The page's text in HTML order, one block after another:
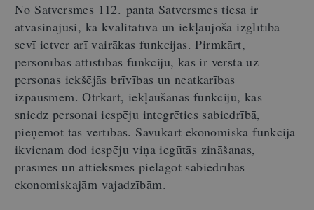
No Satversmes 112. panta Satversmes tiesa ir
atvasinājusi, ka kvalitatīva un iekļaujoša izglītība
sevī ietver arī vairākas funkcijas. Pirmkārt,
personības attīstības funkciju, kas ir vērsta uz
personas iekšējās brīvības un neatkarības
izpausmēm. Otrkārt, iekļaušanās funkciju, kas
sniedz personai iespēju integrēties sabiedrībā,
pieņemot tās vērtības. Savukārt ekonomiskā funkcija
ikvienam dod iespēju viņa iegūtās zināšanas,
prasmes un attieksmes pielāgot sabiedrības
ekonomiskajām vajadzībām.